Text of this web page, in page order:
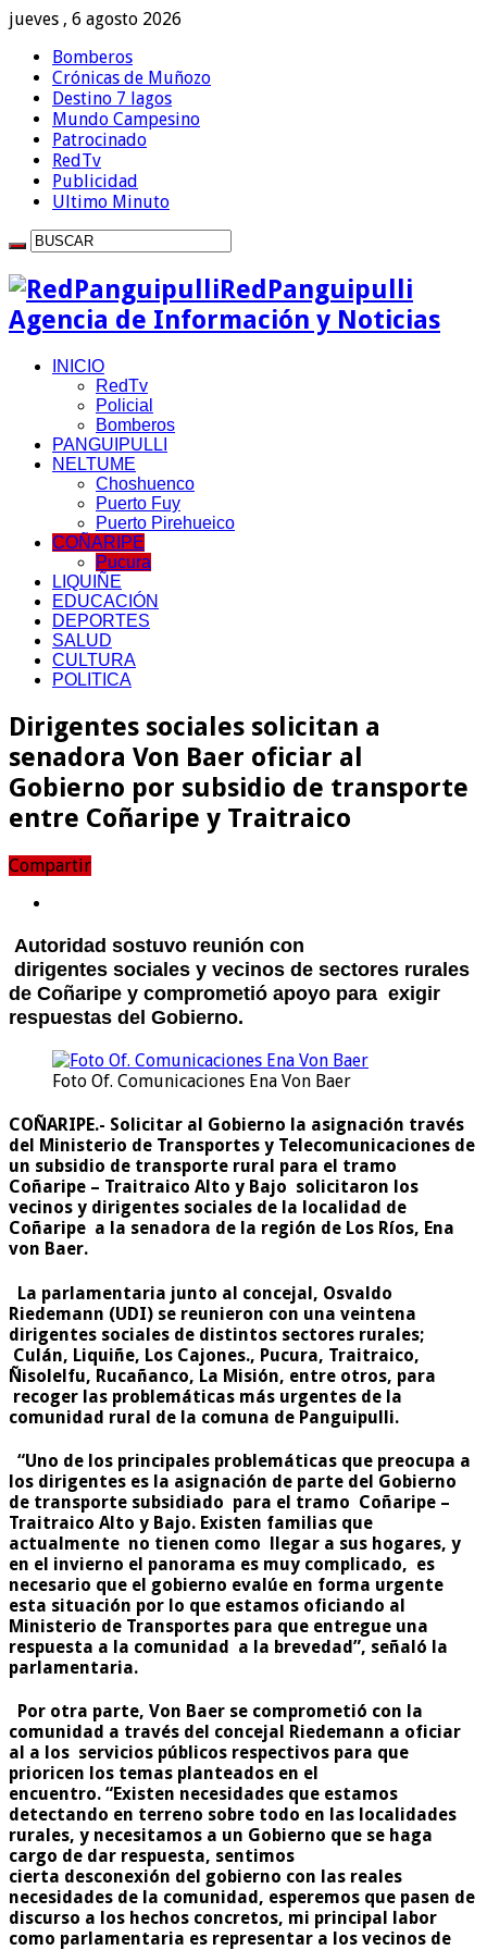
jueves , 6 agosto 2026
Bomberos
Crónicas de Muñozo
Destino 7 lagos
Mundo Campesino
Patrocinado
RedTv
Publicidad
Ultimo Minuto
RedPanguipulli
Agencia de Información y Noticias
INICIO
RedTv
Policial
Bomberos
PANGUIPULLI
NELTUME
Choshuenco
Puerto Fuy
Puerto Pirehueico
COÑARIPE
Pucura
LIQUIÑE
EDUCACIÓN
DEPORTES
SALUD
CULTURA
POLITICA
Dirigentes sociales solicitan a
senadora Von Baer oficiar al
Gobierno por subsidio de transporte
entre Coñaripe y Traitraico
Compartir
Autoridad sostuvo reunión con
dirigentes sociales y vecinos de sectores rurales
de Coñaripe y comprometió apoyo para exigir
respuestas del Gobierno.
Foto Of. Comunicaciones Ena Von Baer
COÑARIPE.- Solicitar al Gobierno la asignación través
del Ministerio de Transportes y Telecomunicaciones de
un subsidio de transporte rural para el tramo
Coñaripe – Traitraico Alto y Bajo solicitaron los
vecinos y dirigentes sociales de la localidad de
Coñaripe a la senadora de la región de Los Ríos, Ena
von Baer.
La parlamentaria junto al concejal, Osvaldo
Riedemann (UDI) se reunieron con una veintena
dirigentes sociales de distintos sectores rurales;
Culán, Liquiñe, Los Cajones., Pucura, Traitraico,
Ñisolelfu, Rucañanco, La Misión, entre otros, para
recoger las problemáticas más urgentes de la
comunidad rural de la comuna de Panguipulli.
“Uno de los principales problemáticas que preocupa a
los dirigentes es la asignación de parte del Gobierno
de transporte subsidiado para el tramo Coñaripe –
Traitraico Alto y Bajo. Existen familias que
actualmente no tienen como llegar a sus hogares, y
en el invierno el panorama es muy complicado, es
necesario que el gobierno evalúe en forma urgente
esta situación por lo que estamos oficiando al
Ministerio de Transportes para que entregue una
respuesta a la comunidad a la brevedad”, señaló la
parlamentaria.
Por otra parte, Von Baer se comprometió con la
comunidad a través del concejal Riedemann a oficiar
al a los servicios públicos respectivos para que
prioricen los temas planteados en el
encuentro. “Existen necesidades que estamos
detectando en terreno sobre todo en las localidades
rurales, y necesitamos a un Gobierno que se haga
cargo de dar respuesta, sentimos
cierta desconexión del gobierno con las reales
necesidades de la comunidad, esperemos que pasen de
discurso a los hechos concretos, mi principal labor
como parlamentaria es representar a los vecinos de